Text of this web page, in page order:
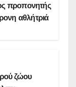
προπονητής
αθλήτριά
ζώου